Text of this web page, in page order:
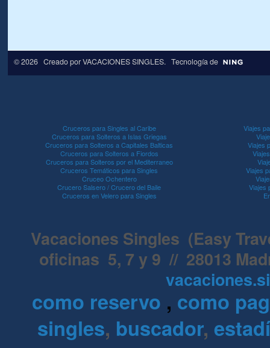
© 2026 Creado porVACACIONES SINGLES. Tecnología de
Cruceros para Singles al Caribe
Cruceros para Solteros a Islas Griegas
Cruceros para Solteros a Capitales Balticas
Cruceros para Solteros a Fiordos
Cruceros para Solteros por el Mediterraneo
Cruceros Temáticos para Singles
Cruceo Ochentero
Crucero Salsero / Crucero del Baile
Cruceros en Velero para Singles
Viajes
Viajes
Viajes
Viajes
Vacaciones Singles (Easy
oficinas 5, 7 y 9 // 28013
como reservo , como
singles, buscador,